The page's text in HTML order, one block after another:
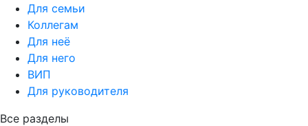
Для семьи
Коллегам
Для неё
Для него
ВИП
Для руководителя
Все разделы